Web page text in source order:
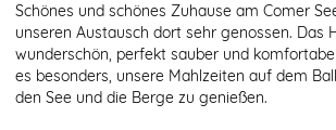
Schönes und schönes Zuhause am Comer
unseren Austausch dort sehr genossen. Das
wunderschön, perfekt sauber und
es besonders, unsere Mahlzeiten auf dem
den See und die Berge zu genießen.